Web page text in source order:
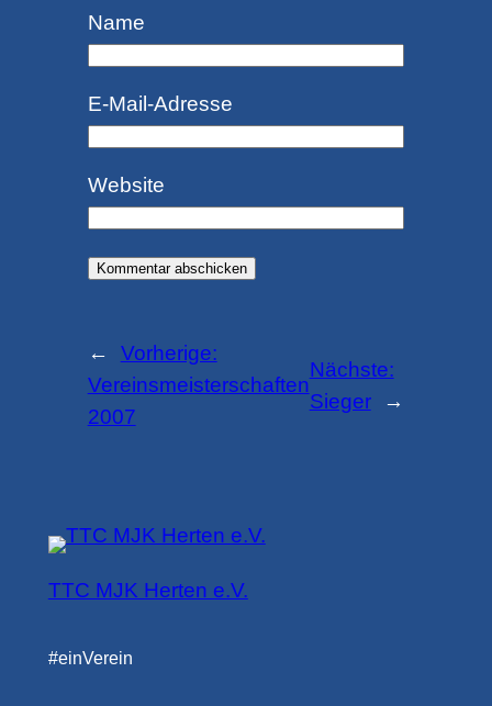
Name
E-Mail-Adresse
Website
←
Vorherige:
Vereinsmeisterschaften
2007
Nächste:
Sieger
→
TTC MJK Herten e.V.
#einVerein